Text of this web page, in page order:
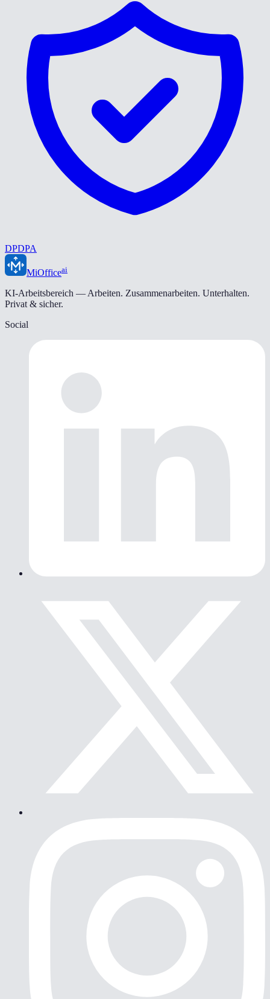
DPDPA
MiOfficeai
KI-Arbeitsbereich — Arbeiten. Zusammenarbeiten. Unterhalten.
Privat & sicher.
Social